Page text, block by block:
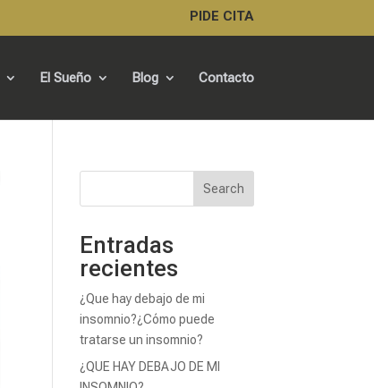
PIDE CITA
El Sueño Blog Contacto
Search
Entradas
recientes
¿Que hay debajo de mi
insomnio?¿Cómo puede
tratarse un insomnio?
¿QUE HAY DEBAJO DE MI